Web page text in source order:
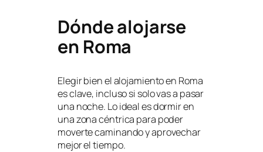
Dónde alojarse
en Roma
Elegir bien el alojamiento en Roma
es clave, incluso si solo vas a pasar
una noche. Lo ideal es dormir en
una zona céntrica para poder
moverte caminando y aprovechar
mejor el tiempo.